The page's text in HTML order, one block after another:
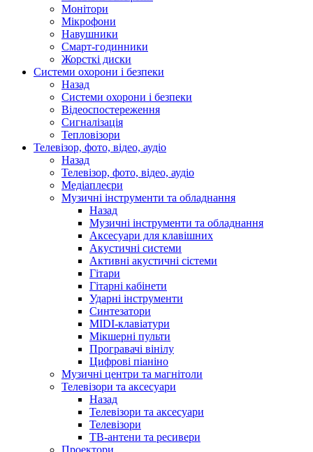
Монітори
Мікрофони
Навушники
Смарт-годинники
Жорсткі диски
Системи охорони і безпеки
Назад
Системи охорони і безпеки
Відеоспостереження
Сигналізація
Тепловізори
Телевізор, фото, відео, аудіо
Назад
Телевізор, фото, відео, аудіо
Медіаплеєри
Музичні інструменти та обладнання
Назад
Музичні інструменти та обладнання
Аксесуари для клавішних
Акустичні системи
Активні акустичні сістеми
Гітари
Гітарні кабінети
Ударні інструменти
Синтезатори
MIDI-клавіатури
Мікшерні пульти
Програвачі вінілу
Цифрові піаніно
Музичні центри та магнітоли
Телевізори та аксесуари
Назад
Телевізори та аксесуари
Телевізори
ТВ-антени та ресивери
Проектори